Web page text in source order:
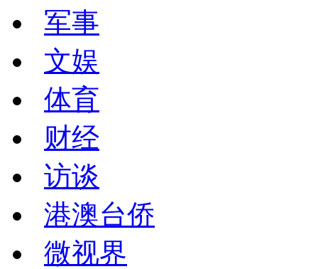
军事
文娱
体育
财经
访谈
港澳台侨
微视界